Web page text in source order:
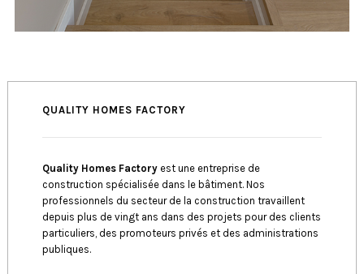
QUALITY HOMES FACTORY
Quality Homes Factoryest une entreprise de
construction spécialisée dans le bâtiment. Nos
professionnels du secteur de la construction travaillent
depuis plus de vingt ans dans des projets pour des clients
particuliers, des promoteurs privés et des administrations
publiques.